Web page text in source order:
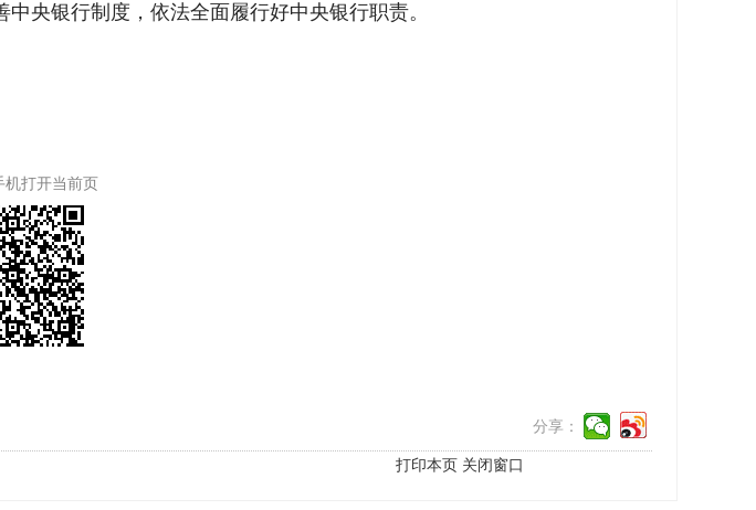
央银行制度，依法全面履行好中央银行职责。
打开当前页
分享：
打印本页 关闭窗口